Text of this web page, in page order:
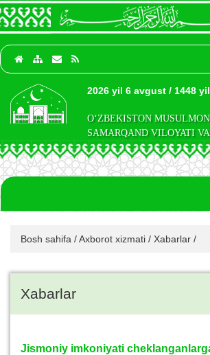
2026 yil 6 avgust / 1448
O‘ZBEKISTON
SAMARQAND VILOYATI
Bosh sahifa /Axborot xizmati / Xabarlar /
Xabarlar
Jismoniy imkoniyati